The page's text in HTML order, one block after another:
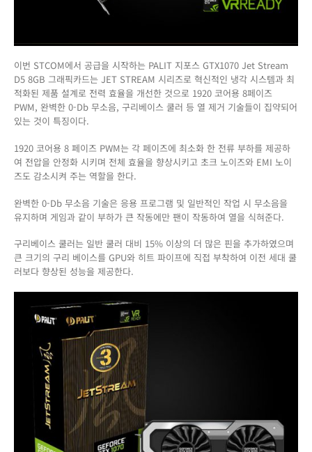
이번 STCOM에서 공급을 시작하는 PALIT 지포스 GTX1070 Jet Stream
D5 8GB 그래픽카드는 JET STREAM 시리즈로 혁신적인 냉각 시스템과 최
적화된 제품 설계로 전력 효율을 개선한 것으로 1920 코어용 8페이즈
PWM, 완벽한 0-Db 무소음, 구리베이스 쿨러 등 열 제거 기술들이 집약되어
있는 것이 특징이다.
1920 코어용 8 페이즈 PWM는 각 페이즈에 최소화 한 전류 부하를 제공하
여 전압을 안정화 시키며 전체 효율을 향상시키고 초크 노이즈와 EMI 노이
즈도 감소시켜 주는 역할을 한다.
완벽한 0-Db 무소음 기술은 응용 프로그램 및 일반적인 작업 시 무소음을
유지하며 게임과 같이 부하가 큰 작동에만 팬이 작동하여 열을 식혀준다.
구리베이스 쿨러는 일반 쿨러 대비 15% 이상의 더 많은 핀을 추가하였으며
큰 크기의 구리 베이스를 GPU와 히트 파이프에 직접 부착하여 이전 세대 쿨
러보다 향상된 성능을 제공한다.